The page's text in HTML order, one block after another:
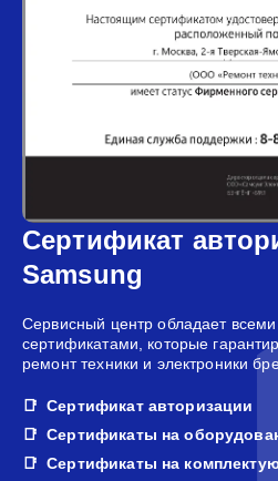
Сертификат
Samsung
Сервисный центр обладает
сертификатами, которые
ремонт техники и электроники
Сертификат авторизации
Сертификаты на
Сертификаты на